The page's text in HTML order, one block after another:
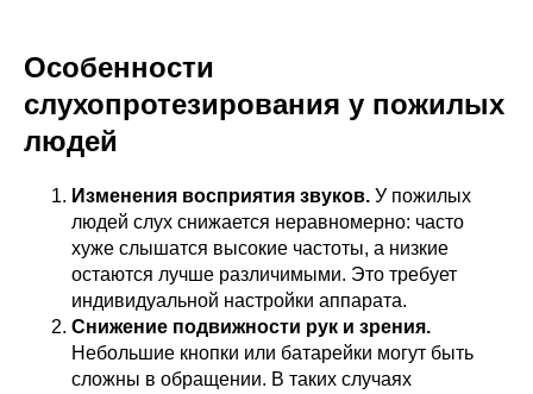
Особенности
слухопротезирования у пожилых
людей
Изменения восприятия звуков. У пожилых
людей слух снижается неравномерно: часто
хуже слышатся высокие частоты, а низкие
остаются лучше различимыми. Это требует
индивидуальной настройки аппарата.
Снижение подвижности рук и зрения.
Небольшие кнопки или батарейки могут быть
сложны в обращении. В таких случаях